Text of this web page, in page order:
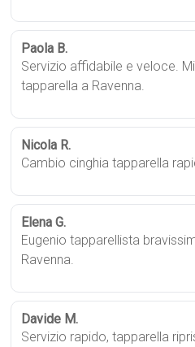
Paola B.
Servizio affidabile e veloce.
tapparella a Ravenna.
Nicola R.
Cambio cinghia tapparella
Elena G.
Eugenio tapparellista
Ravenna.
Davide M.
Servizio rapido, tapparella